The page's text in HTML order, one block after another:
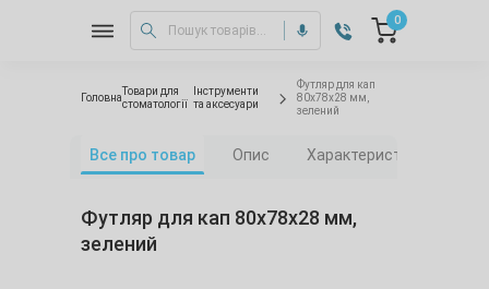
0
Головна
Товари для
стоматології
Інструменти
та аксесуари
Футляр для кап
80х78х28 мм,
зелений
Все про товар Опис Характеристики
Футляр для кап 80х78х28 мм,
зелений